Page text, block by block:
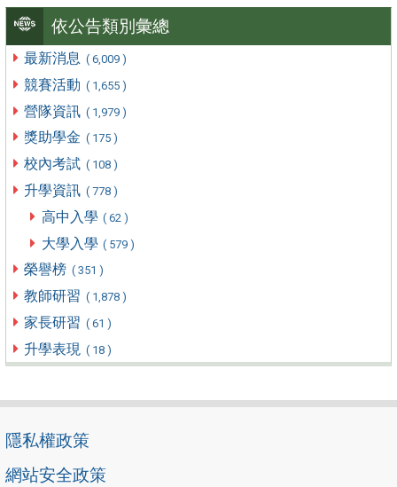
依公告類別彙總
最新消息 ( 6,009 )
競賽活動 ( 1,655 )
營隊資訊 ( 1,979 )
獎助學金 ( 175 )
校內考試 ( 108 )
升學資訊 ( 778 )
高中入學 ( 62 )
大學入學 ( 579 )
榮譽榜 ( 351 )
教師研習 ( 1,878 )
家長研習 ( 61 )
升學表現 ( 18 )
隱私權政策
網站安全政策